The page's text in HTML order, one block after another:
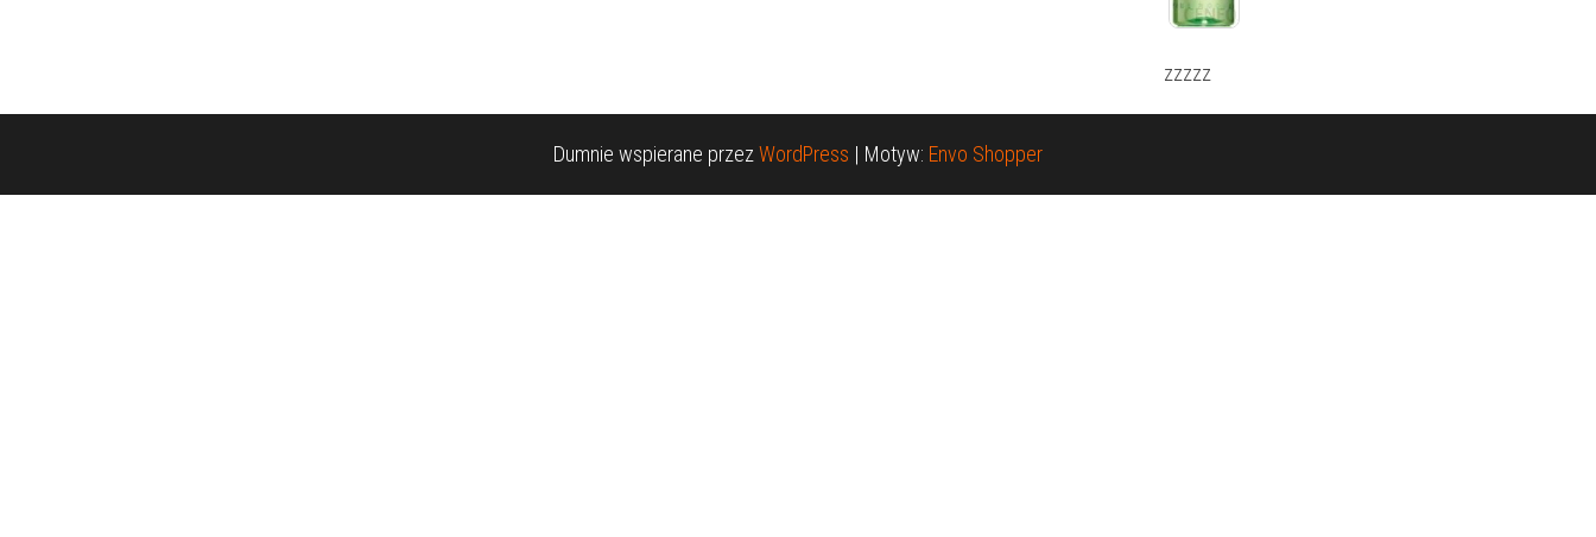
zzzzz
Dumnie wspierane przezWordPress | Motyw: Envo Shopper